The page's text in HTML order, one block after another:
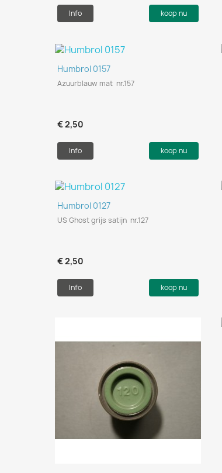
Info koop nu
Snel bekijken
Humbrol 0157
Azuurblauw mat nr.157
€ 2,50
Info koop nu
Snel bekijken
Humbrol 0127
US Ghost grijs satijn nr.127
€ 2,50
Info koop nu